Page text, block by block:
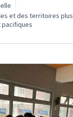
et des territoires plus